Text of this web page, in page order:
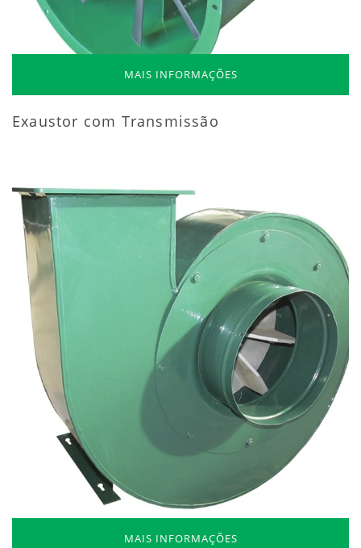
MAIS INFORMAÇÕES
Exaustor com Transmissão
MAIS INFORMAÇÕES